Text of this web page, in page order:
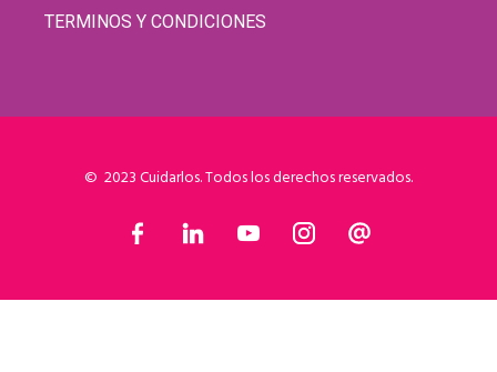
TERMINOS Y CONDICIONES
© 2023 Cuidarlos. Todos los derechos reservados.